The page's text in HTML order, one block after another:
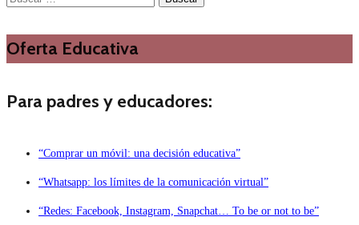
Oferta Educativa
Para padres y educadores:
“Comprar un móvil: una decisión educativa”
“Whatsapp: los límites de la comunicación virtual”
“Redes: Facebook, Instagram, Snapchat… To be or not to be”